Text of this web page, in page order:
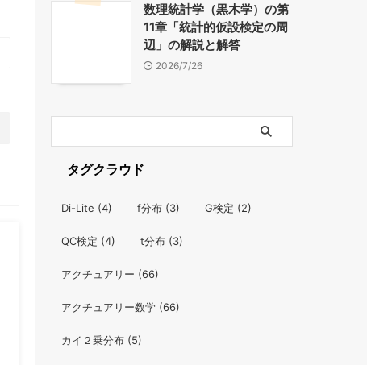
数理統計学（黒木学）の第
11章「統計的仮設検定の周
辺」の解説と解答
2026/7/26
タグクラウド
Di-Lite (4) f分布 (3) G検定 (2)
QC検定 (4) t分布 (3)
アクチュアリー (66)
アクチュアリー数学 (66)
カイ２乗分布 (5)